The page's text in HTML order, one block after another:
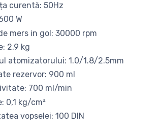
curentă: 50Hz
W
mers in gol: 30000 rpm
2,9 kg
atomizatorului: 1.0/1.8/2.5mm
rezervor: 900 ml
700 ml/min
0,1 kg/cm²
vopselei: 100 DIN